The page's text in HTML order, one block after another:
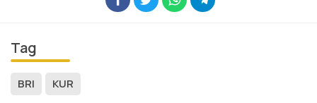
Tag
BRI KUR